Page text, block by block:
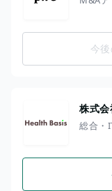
今
株式会
総合・